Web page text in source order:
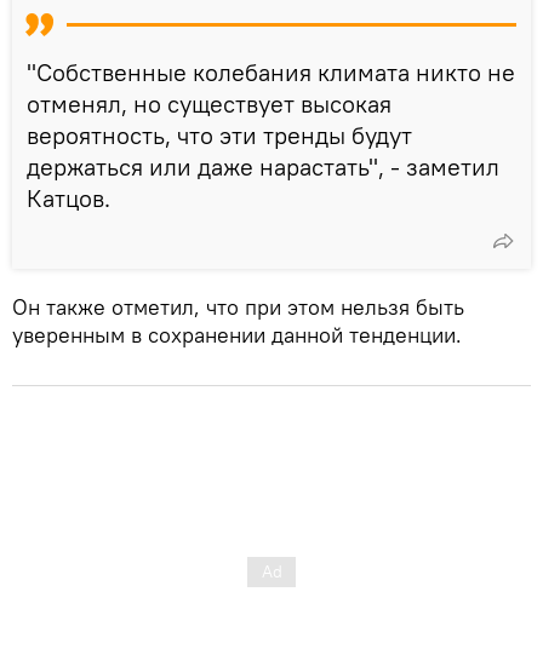
"Собственные колебания климата никто не
отменял, но существует высокая
вероятность, что эти тренды будут
держаться или даже нарастать", - заметил
Катцов.
Он также отметил, что при этом нельзя быть
уверенным в сохранении данной тенденции.